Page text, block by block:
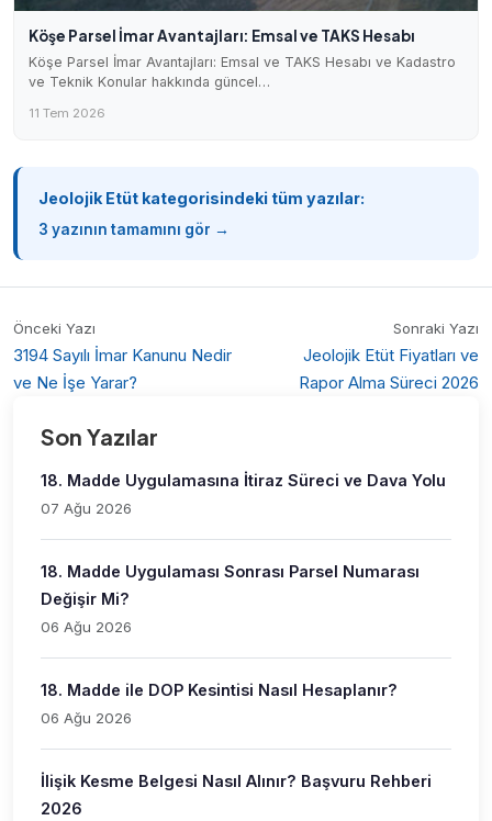
Köşe Parsel İmar Avantajları: Emsal ve TAKS Hesabı
Köşe Parsel İmar Avantajları: Emsal ve TAKS Hesabı ve Kadastro
ve Teknik Konular hakkında güncel…
11 Tem 2026
Jeolojik Etüt kategorisindeki tüm yazılar:
3 yazının tamamını gör →
Önceki Yazı
3194 Sayılı İmar Kanunu Nedir
ve Ne İşe Yarar?
Sonraki Yazı
Jeolojik Etüt Fiyatları ve
Rapor Alma Süreci 2026
Son Yazılar
18. Madde Uygulamasına İtiraz Süreci ve Dava Yolu
07 Ağu 2026
18. Madde Uygulaması Sonrası Parsel Numarası
Değişir Mi?
06 Ağu 2026
18. Madde ile DOP Kesintisi Nasıl Hesaplanır?
06 Ağu 2026
İlişik Kesme Belgesi Nasıl Alınır? Başvuru Rehberi
2026